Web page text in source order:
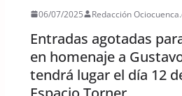
06/07/2025 Redacción
Entradas agotadas
en homenaje a
tendrá lugar el día 12